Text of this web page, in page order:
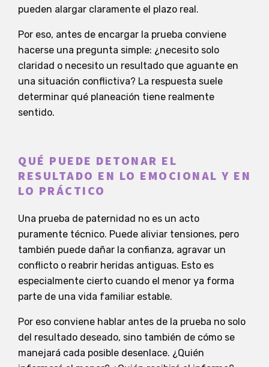
pueden alargar claramente el plazo real.
Por eso, antes de encargar la prueba conviene
hacerse una pregunta simple: ¿necesito solo
claridad o necesito un resultado que aguante en
una situación conflictiva? La respuesta suele
determinar qué planeación tiene realmente
sentido.
QUÉ PUEDE DETONAR EL
RESULTADO EN LO EMOCIONAL Y EN
LO PRÁCTICO
Una prueba de paternidad no es un acto
puramente técnico. Puede aliviar tensiones, pero
también puede dañar la confianza, agravar un
conflicto o reabrir heridas antiguas. Esto es
especialmente cierto cuando el menor ya forma
parte de una vida familiar estable.
Por eso conviene hablar antes de la prueba no solo
del resultado deseado, sino también de cómo se
manejará cada posible desenlace. ¿Quién